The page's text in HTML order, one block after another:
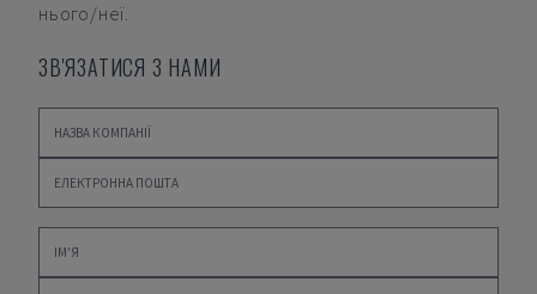
нього/неї.
ЗВ'ЯЗАТИСЯ З НАМИ